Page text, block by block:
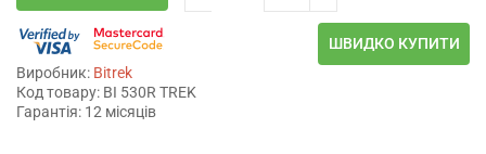
ШВИДКО КУПИТИ
Виробник: Bitrek
Код товару: BI 530R TREK
Гарантія: 12 місяців